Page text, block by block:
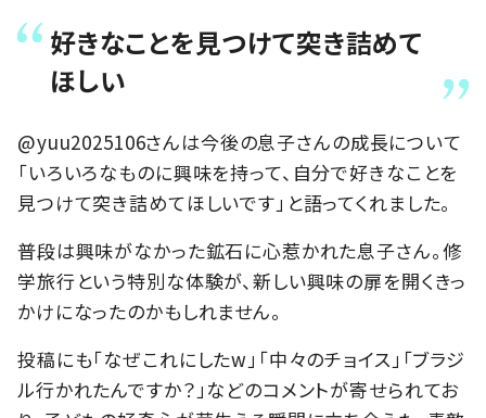
好きなことを見つけて突き詰めて
ほしい
@yuu2025106さんは今後の息子さんの成長について
「いろいろなものに興味を持って、自分で好きなことを
見つけて突き詰めてほしいです」と語ってくれました。
普段は興味がなかった鉱石に心惹かれた息子さん。修
学旅行という特別な体験が、新しい興味の扉を開くきっ
かけになったのかもしれません。
投稿にも「なぜこれにしたw」「中々のチョイス」「ブラジ
ル行かれたんですか？」などのコメントが寄せられてお